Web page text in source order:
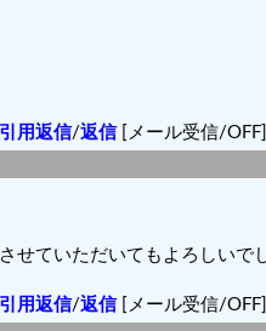
引用返信/返信[メール受信/OFF]
ていただいてもよろしいで
引用返信/返信[メール受信/OFF]